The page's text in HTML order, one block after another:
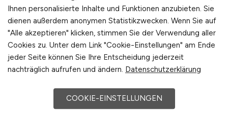
beginnt mit der Definition eines präzisen
Anforderungsprofils. Es ist wichtig, die
Erwartungen klar zu formulieren – sowohl in
fachlicher als auch in persönlicher Hinsicht.
Neben Kenntnissen im Haushalts- und
Unabhängigkeit und ein hohes Maß an Integrität
gefragt. Arbeitgeber, die dies in ihrer
Ihnen personalisierte Inhalte und Funktionen anzubieten. Sie
dienen außerdem anonymen Statistikzwecken. Wenn Sie auf
"Alle akzeptieren" klicken, stimmen Sie der Verwendung aller
Cookies zu. Unter dem Link "Cookie-Einstellungen" am Ende
jeder Seite können Sie Ihre Entscheidung jederzeit
nachträglich aufrufen und ändern. Datenschutzerklärung
COOKIE-EINSTELLUNGEN